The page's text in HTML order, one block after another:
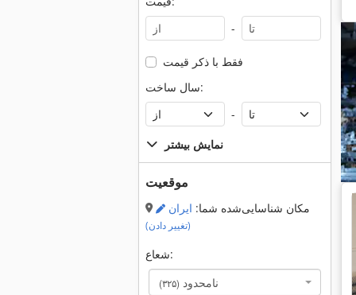
-
فقط با ذکر قیمت
سال ساخت:
-
نمایش بیشتر
موقعیت
مکان شناسایی‌شده شما: ایران
(تغییر دادن)
شعاع:
نامحدود (۳۲۵)